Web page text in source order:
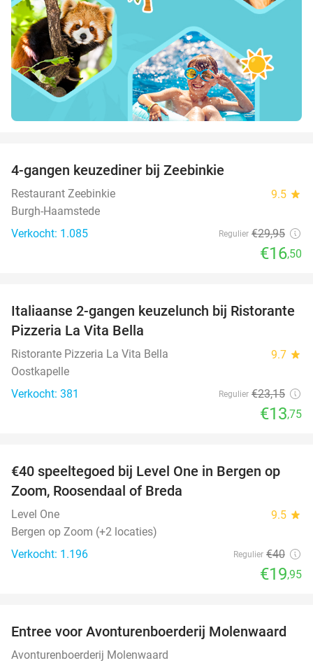
4-gangen keuzediner bij Zeebinkie
Restaurant Zeebinkie 9.5 star
Burgh-Haamstede
Verkocht: 1.085
Regulier €29,95
€16,50
41%
Italiaanse 2-gangen keuzelunch bij Ristorante
Pizzeria La Vita Bella
Ristorante Pizzeria La Vita Bella 9.7 star
Oostkapelle
Verkocht: 381
Regulier €23,15
€13,75
50%
€40 speeltegoed bij Level One in Bergen op
Zoom, Roosendaal of Breda
Level One 9.5 star
Bergen op Zoom (+2 locaties)
Verkocht: 1.196
Regulier €40
€19,95
27%
Entree voor Avonturenboerderij Molenwaard
Avonturenboerderij Molenwaard